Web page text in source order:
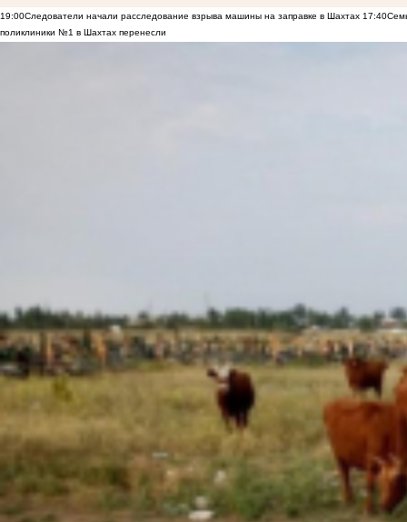
19:00Следователи начали расследование взрыва машины на заправке в Шахтах 17:40
поликлиники №1 в Шахтах перенесли